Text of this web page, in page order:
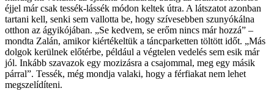
éjjel már csak tessék-lássék módon keltek útra. A látszatot azonban
tartani kell, senki sem vallotta be, hogy szívesebben szunyókálna
otthon az ágyikójában. „Se kedvem, se erőm nincs már hozzá” –
mondta Zalán, amikor kiértékeltük a táncparketten töltött időt. „Más
dolgok kerülnek előtérbe, például a végtelen vedelés sem esik már
jól. Inkább szavazok egy mozizásra a csajommal, meg egy másik
párral”. Tessék, még mondja valaki, hogy a férfiakat nem lehet
megszelídíteni.